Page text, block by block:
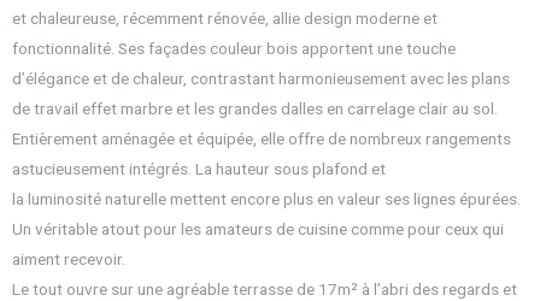
et chaleureuse, récemment rénovée, allie design moderne et
fonctionnalité. Ses façades couleur bois apportent une touche
d’élégance et de chaleur, contrastant harmonieusement avec les plans
de travail effet marbre et les grandes dalles en carrelage clair au sol.
Entièrement aménagée et équipée, elle offre de nombreux rangements
astucieusement intégrés. La hauteur sous plafond et
la luminosité naturelle mettent encore plus en valeur ses lignes épurées.
Un véritable atout pour les amateurs de cuisine comme pour ceux qui
aiment recevoir.
Le tout ouvre sur une agréable terrasse de 17m² à l’abri des regards et